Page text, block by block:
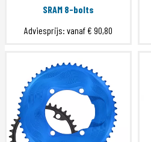
SRAM 8-bolts
Adviesprijs: vanaf€ 90,80